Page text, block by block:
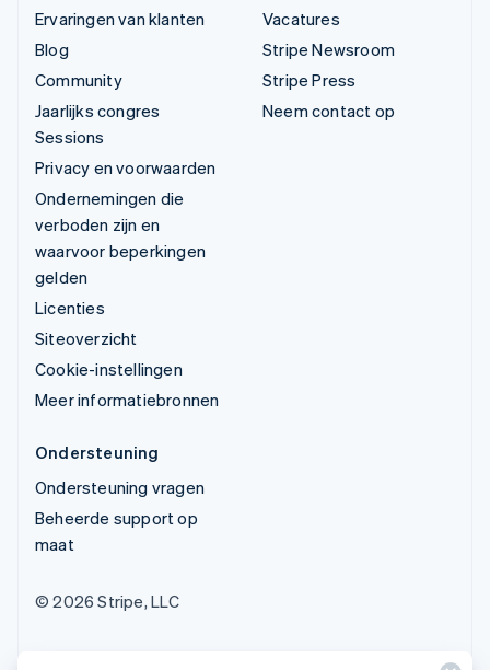
Ervaringen van klanten
Blog
Community
Jaarlijks congres
Sessions
Privacy en voorwaarden
Ondernemingen die
verboden zijn en
waarvoor beperkingen
gelden
Licenties
Siteoverzicht
Cookie-instellingen
Meer informatiebronnen
Vacatures
Stripe Newsroom
Stripe Press
Neem contact op
Ondersteuning
Ondersteuning vragen
Beheerde support op
maat
© 2026 Stripe, LLC